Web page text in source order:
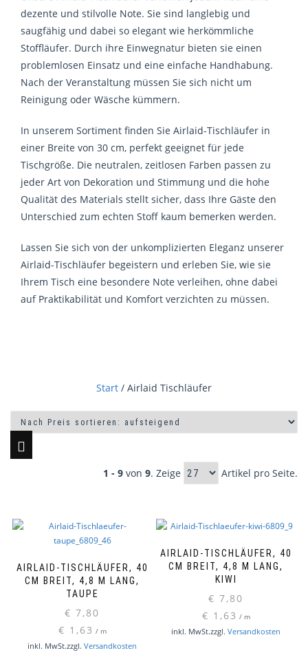
dezente und stilvolle Note. Sie sind langlebig und
saugfähig und dabei so elegant wie herkömmliche
Stoffläufer. Durch ihre Einwegnatur bieten sie einen
problemlosen Einsatz und eine einfache Handhabung.
Nach der Veranstaltung müssen Sie sich nicht um
Reinigung oder Wäsche kümmern.
In unserem Sortiment finden Sie Airlaid-Tischläufer in
einer Breite von 30 cm, perfekt geeignet für jede
Tischgröße. Die neutralen, zeitlosen Farben passen zu
jeder Art von Dekoration und Stimmung und die hohe
Qualität des Materials stellt sicher, dass Ihre Gäste den
Unterschied zum echten Stoff kaum bemerken werden.
Lassen Sie sich von der unkomplizierten Eleganz unserer
Airlaid-Tischläufer begeistern und erleben Sie, wie sie
Ihrem Tisch eine besondere Note verleihen, ohne dabei
auf Praktikabilität und Komfort verzichten zu müssen.
Start / Airlaid Tischläufer
1 - 9 von 9. Zeige Artikel pro Seite.
AIRLAID-TISCHLÄUFER, 40
CM BREIT, 4,8 M LANG,
TAUPE
€ 7,80
€ 1,63 / m
inkl. MwSt.zzgl. Versandkosten
AIRLAID-TISCHLÄUFER, 40
CM BREIT, 4,8 M LANG,
KIWI
€ 7,80
€ 1,63 / m
inkl. MwSt.zzgl. Versandkosten